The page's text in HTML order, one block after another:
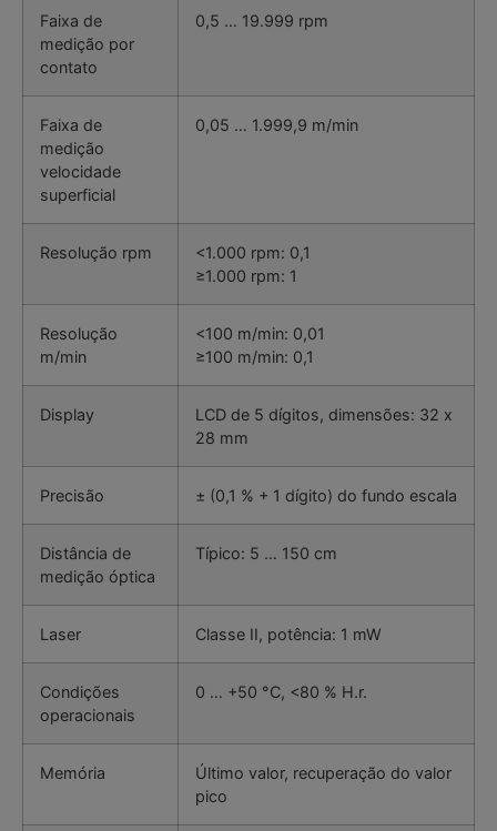
Faixa de
medição por
contato
0,5 … 19.999 rpm
Faixa de
medição
velocidade
superficial
0,05 … 1.999,9 m/min
Resolução rpm
<1.000 rpm: 0,1
≥1.000 rpm: 1
Resolução
m/min
<100 m/min: 0,01
≥100 m/min: 0,1
Display
LCD de 5 dígitos, dimensões: 32 x
28 mm
Precisão ± (0,1 % + 1 dígito) do fundo escala
Distância de
medição óptica
Típico: 5 … 150 cm
Laser Classe II, potência: 1 mW
Condições
operacionais
0 … +50 °C, <80 % H.r.
Memória
Último valor, recuperação do valor
pico